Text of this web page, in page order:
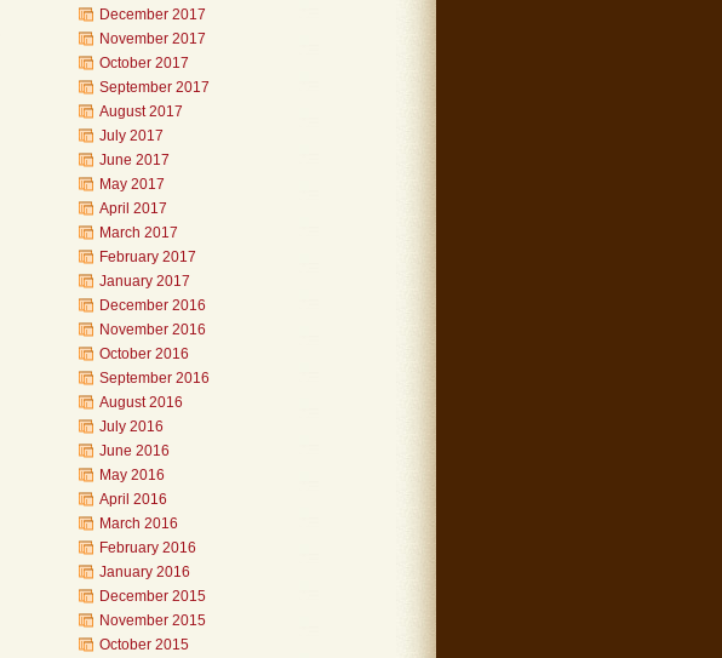
December 2017
November 2017
October 2017
September 2017
August 2017
July 2017
June 2017
May 2017
April 2017
March 2017
February 2017
January 2017
December 2016
November 2016
October 2016
September 2016
August 2016
July 2016
June 2016
May 2016
April 2016
March 2016
February 2016
January 2016
December 2015
November 2015
October 2015